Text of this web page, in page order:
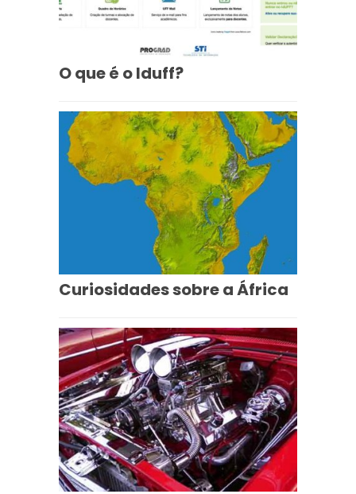
O que é o Iduff?
Curiosidades sobre a África